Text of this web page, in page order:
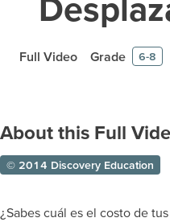
Full Video Grade 6-8
About this Full
© 2014 Discovery Education
¿Sabes cuál es el costo de